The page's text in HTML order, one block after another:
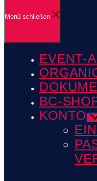
Menü schließen
EVENT-
BC-
KONTO